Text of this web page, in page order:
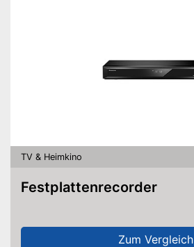
TV & Heimkino
Festplattenrecorder
Zum Vergleich